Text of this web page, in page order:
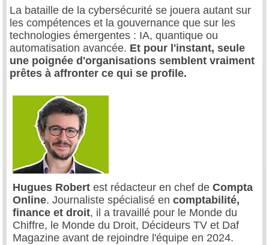
La bataille de la cybersécurité se jouera autant sur
les compétences et la gouvernance que sur les
technologies émergentes : IA, quantique ou
automatisation avancée. Et pour l'instant, seule
une poignée d'organisations semblent vraiment
prêtes à affronter ce qui se profile.
Hugues Robert est rédacteur en chef de Compta
Online. Journaliste spécialisé en comptabilité,
finance et droit, il a travaillé pour le Monde du
Chiffre, le Monde du Droit, Décideurs TV et Daf
Magazine avant de rejoindre l'équipe en 2024.